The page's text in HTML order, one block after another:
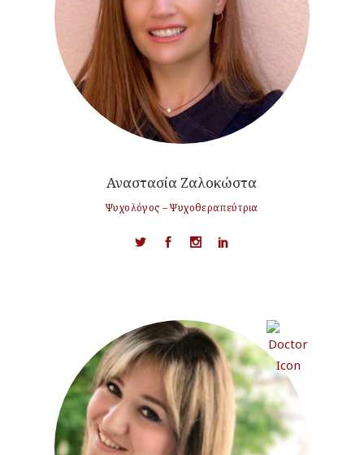
Αναστασία Ζαλοκώστα
Ψυχολόγος – Ψυχοθεραπεύτρια